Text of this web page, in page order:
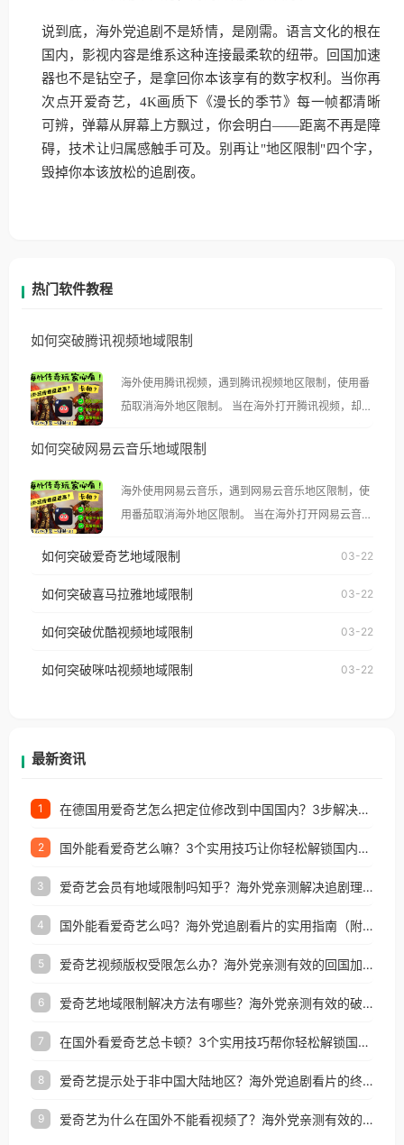
说到底，海外党追剧不是矫情，是刚需。语言文化的根在
国内，影视内容是维系这种连接最柔软的纽带。回国加速
器也不是钻空子，是拿回你本该享有的数字权利。当你再
次点开爱奇艺，4K画质下《漫长的季节》每一帧都清晰
可辨，弹幕从屏幕上方飘过，你会明白——距离不再是障
碍，技术让归属感触手可及。别再让"地区限制"四个字，
毁掉你本该放松的追剧夜。
热门软件教程
如何突破腾讯视频地域限制
海外使用腾讯视频，遇到腾讯视频地区限制，使用番
茄取消海外地区限制。 当在海外打开腾讯视频，却突
示语。 海外用户如香港、澳门、台湾、美国、加拿
像其他音乐平台一样，出现地区及版权限制问题，且
仅能在中国大陆地区播放。 遇到这个问题的朋友们，
使用番茄回国加速器，即可解决「海外用户收听腾讯
台湾、美国、加拿大、澳大利亚、欧洲等国家和地区
权限制所困扰。
如何突破网易云音乐地域限制
海外使用网易云音乐，遇到网易云音乐地区限制，使
用番茄取消海外地区限制。 当在海外打开网易云音
播放”的提示语。 海外用户如香港、澳门、台湾、美
国、加拿大、澳大利亚、欧洲等国家和地区时，网易
制问题，且仅能在中国大陆地区播放。 遇到这个问题
户收听网易云音乐地区版权限制」的问题，无论人在
如何突破爱奇艺地域限制 03-22
如何突破喜马拉雅地域限制 03-22
如何突破优酷视频地域限制 03-22
如何突破咪咕视频地域限制 03-22
最新资讯
1 在德国用爱奇艺怎么把定位修改到中国国内？3步解决+2个实用场景分享
2 国外能看爱奇艺么嘛？3个实用技巧让你轻松解锁国内影视（附越南华数TV定位修改+网易云海外收费解析）
3 爱奇艺会员有地域限制吗知乎？海外党亲测解决追剧理财双难题的加速器攻略
4 国外能看爱奇艺么吗？海外党追剧看片的实用指南（附避坑技巧）
5 爱奇艺视频版权受限怎么办？海外党亲测有效的回国加速器选择指南
6 爱奇艺地域限制解决方法有哪些？海外党亲测有效的破界指南
7 在国外看爱奇艺总卡顿？3个实用技巧帮你轻松解锁国内影音与生活服务
8 爱奇艺提示处于非中国大陆地区？海外党追剧看片的终极解决方案来了
9 爱奇艺为什么在国外不能看视频了？海外党亲测有效的回国加速方案来了